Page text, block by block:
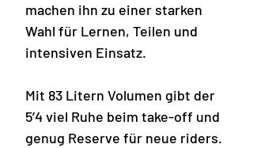
machen ihn zu einer starken
Wahl für Lernen, Teilen und
intensiven Einsatz.
Mit 83 Litern Volumen gibt der
5’4 viel Ruhe beim take-off und
genug Reserve für neue riders.